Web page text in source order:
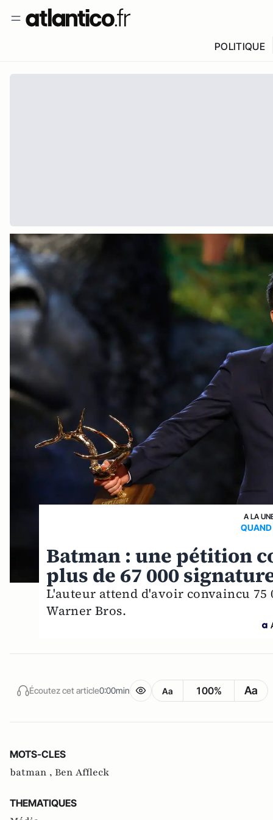
POLITIQUE
A LA
QUAND
Batman : une pétition
plus de 67 000
L'auteur attend d'avoir convaincu 75
Warner Bros.
Écoutez cet article0:00min Aa 100% Aa
MOTS-CLES
batman , Ben Affleck
THEMATIQUES